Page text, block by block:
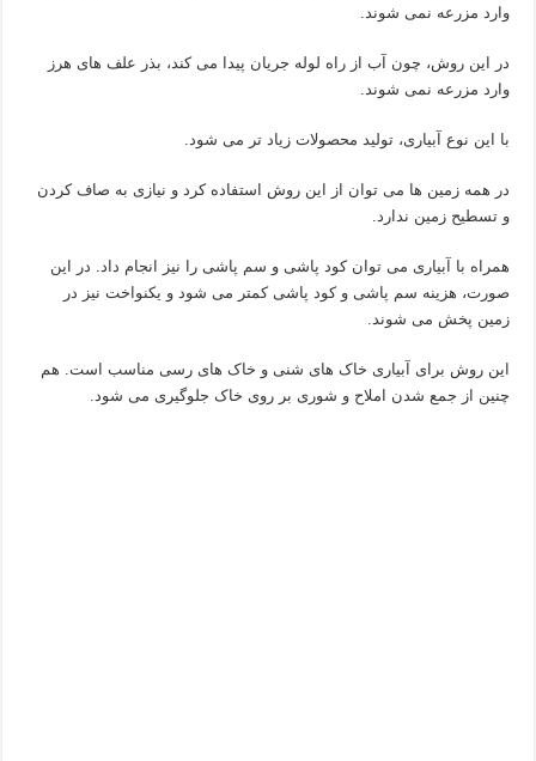
وارد مزرعه نمی شوند.
در این روش، چون آب از راه لوله جریان پیدا می کند، بذر علف های هرز
وارد مزرعه نمی شوند.
با این نوع آبیاری، تولید محصولات زیاد تر می شود.
در همه زمین ها می توان از این روش استفاده کرد و نیازی به صاف کردن
و تسطیح زمین ندارد.
همراه با آبیاری می توان کود پاشی و سم پاشی را نیز انجام داد. در این
صورت، هزینه سم پاشی و کود پاشی کمتر می شود و یکنواخت نیز در
زمین پخش می شوند.
این روش برای آبیاری خاک های شنی و خاک های رسی مناسب است. هم
چنین از جمع شدن املاح و شوری بر روی خاک جلوگیری می شود.